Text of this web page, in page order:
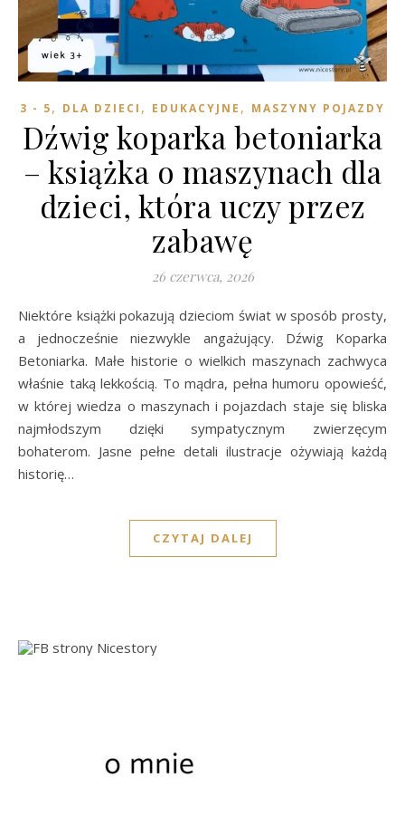
3 - 5, DLA DZIECI , EDUKACYJNE , MASZYNY POJAZDY
Dźwig koparka betoniarka
– książka o maszynach dla
dzieci, która uczy przez
zabawę
26 czerwca, 2026
Niektóre książki pokazują dzieciom świat w sposób prosty,
a jednocześnie niezwykle angażujący. Dźwig Koparka
Betoniarka. Małe historie o wielkich maszynach zachwyca
właśnie taką lekkością. To mądra, pełna humoru opowieść,
w której wiedza o maszynach i pojazdach staje się bliska
najmłodszym dzięki sympatycznym zwierzęcym
bohaterom. Jasne pełne detali ilustracje ożywiają każdą
historię…
CZYTAJ DALEJ